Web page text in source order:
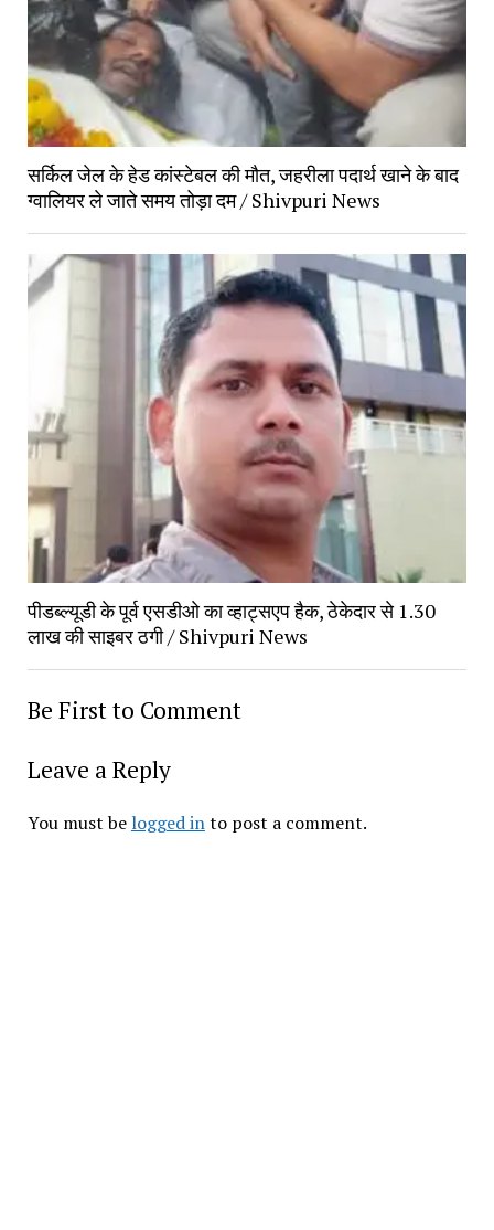
सर्किल जेल के हेड कांस्टेबल की मौत, जहरीला पदार्थ खाने के बाद
ग्वालियर ले जाते समय तोड़ा दम / Shivpuri News
पीडब्ल्यूडी के पूर्व एसडीओ का व्हाट्सएप हैक, ठेकेदार से 1.30
लाख की साइबर ठगी / Shivpuri News
Be First to Comment
Leave a Reply
You must be logged in to post a comment.